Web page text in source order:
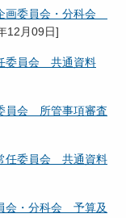
画委員会・分科会
12月09日]
委員会 共通資料
員会 所管事項審査
任委員会 共通資料
会・分科会 予算及